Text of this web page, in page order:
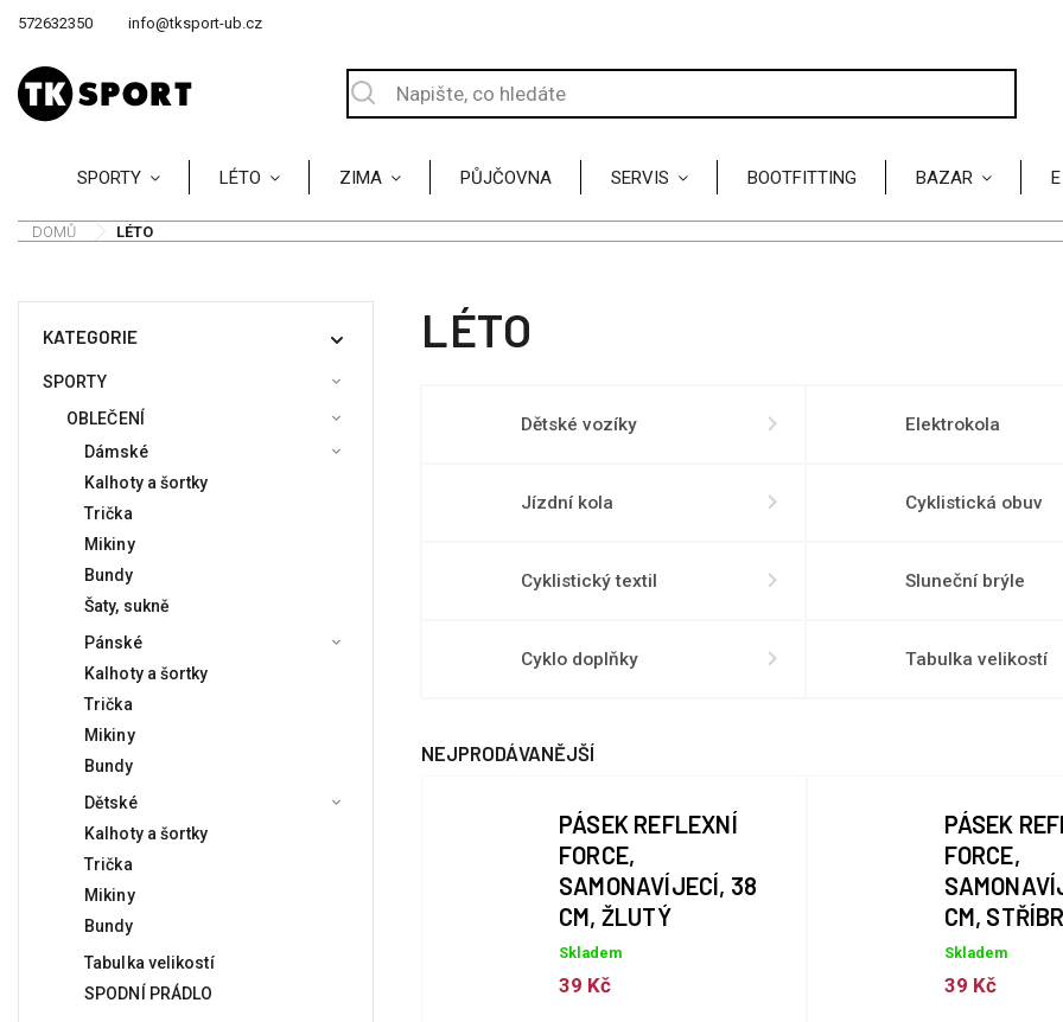
572632350 info@tksport-ub.cz
SPORTY LÉTO ZIMA PŮJČOVNA SERVIS BOOTFITTING BAZAR
DOMŮ LÉTO
KATEGORIE
SPORTY
OBLEČENÍ
Dámské
Kalhoty a šortky
Trička
Mikiny
Bundy
Šaty, sukně
Pánské
Kalhoty a šortky
Trička
Mikiny
Bundy
Dětské
Kalhoty a šortky
Trička
Mikiny
Bundy
Tabulka velikostí
SPODNÍ PRÁDLO
LÉTO
Dětské vozíky Elektrokola
Jízdní kola Cyklistická obuv
Cyklistický textil Sluneční brýle
Cyklo doplňky Tabulka velikostí
NEJPRODÁVANĚJŠÍ
PÁSEK REFLEXNÍ
FORCE,
SAMONAVÍJECÍ, 38
CM, ŽLUTÝ
Skladem
39 Kč
PÁSEK
FORCE,
CM,
Skladem
39 Kč